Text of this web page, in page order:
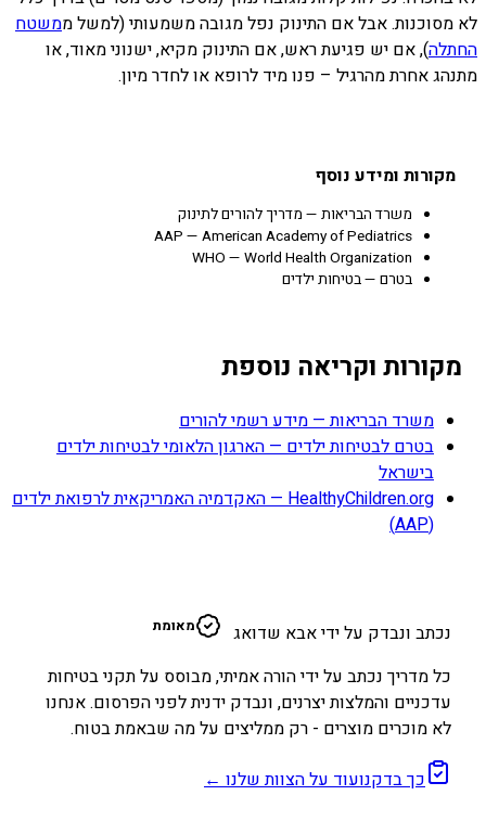
לא מסוכנות. אבל אם התינוק נפל מגובה משמעותי (למשל ממשטח
החתלה), אם יש פגיעת ראש, אם התינוק מקיא, ישנוני מאוד, או
מתנהג אחרת מהרגיל – פנו מיד לרופא או לחדר מיון.
מקורות ומידע נוסף
משרד הבריאות — מדריך להורים לתינוק
AAP — American Academy of Pediatrics
WHO — World Health Organization
בטרם — בטיחות ילדים
מקורות וקריאה נוספת
משרד הבריאות — מידע רשמי להורים
בטרם לבטיחות ילדים — הארגון הלאומי לבטיחות ילדים
בישראל
HealthyChildren.org — האקדמיה האמריקאית לרפואת ילדים
(AAP)
נכתב ונבדק על ידי אבא שדואג
מאומת
כל מדריך נכתב על ידי הורה אמיתי, מבוסס על תקני בטיחות
עדכניים והמלצות יצרנים, ונבדק ידנית לפני הפרסום. אנחנו
לא מוכרים מוצרים - רק ממליצים על מה שבאמת בטוח.
כך בדקנועוד על הצוות שלנו ←